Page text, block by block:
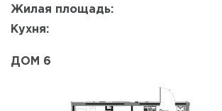
Жилая площадь:
Кухня:
ДОМ 6